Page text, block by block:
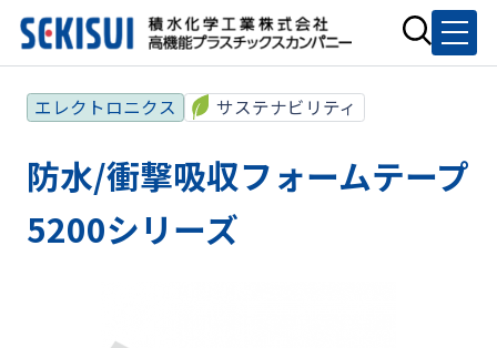
エレクトロニクス サステナビリティ
防水/衝撃吸収フォームテープ
5200シリーズ